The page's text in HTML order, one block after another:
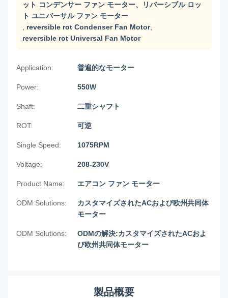
ット コンデンサー ファン モーター、リバーシブル ロッ
ト ユニバーサル ファン モーター
reversible rot Condenser Fan Motor,
reversible rot Universal Fan Motor
Application: 普遍的なモーター
Power: 550W
Shaft: 二重シャフト
ROT: 可逆
Single Speed: 1075RPM
Voltage: 208-230V
Product Name: エアコン ファン モーター
ODM Solutions:
カスタマイズされたACおよび欧州共同体
モーター
ODM Solutions:
ODMの解決:カスタマイズされたACおよ
び欧州共同体モーター
製品概要